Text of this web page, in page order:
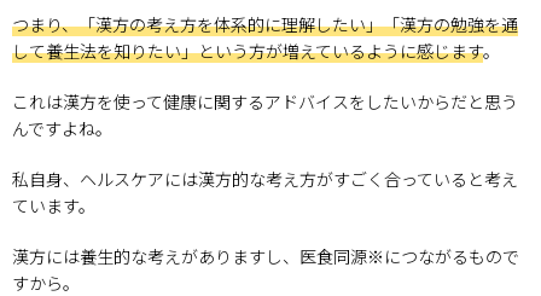
つまり、「漢方の考え方を体系的に理解したい」「漢方の勉強を通
して養生法を知りたい」という方が増えているように感じます。
これは漢方を使って健康に関するアドバイスをしたいからだと思う
んですよね。
私自身、ヘルスケアには漢方的な考え方がすごく合っていると考え
ています。
漢方には養生的な考えがありますし、医食同源※につながるもので
すから。